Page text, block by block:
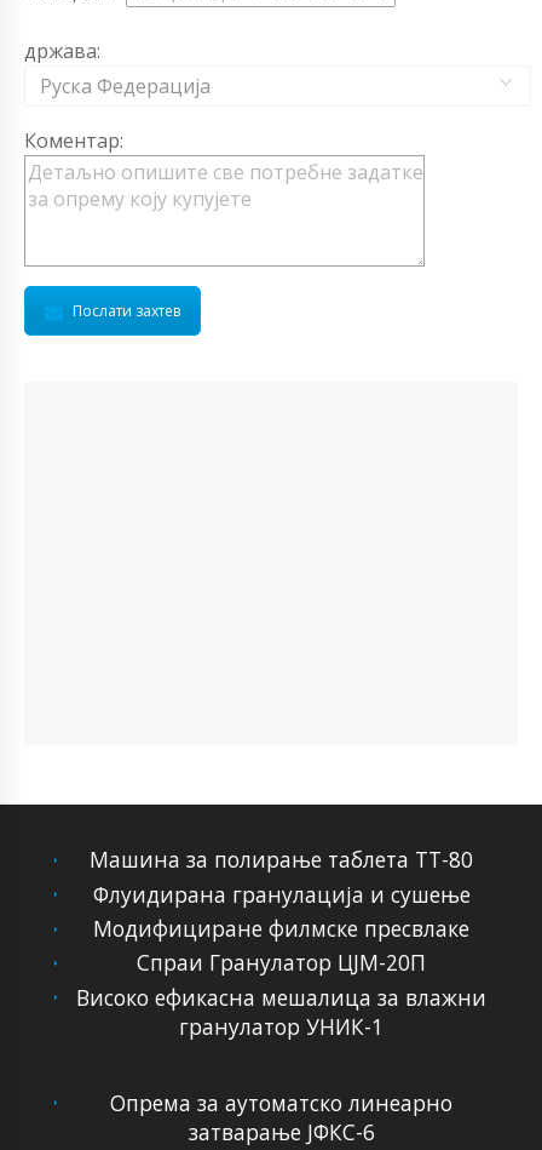
држава:
Руска Федерација
Коментар:
Послати захтев
Машина за полирање таблета ТТ-80
Флуидирана гранулација и сушење
Модифициране филмске пресвлаке
Спраи Гранулатор ЦЈМ-20П
Високо ефикасна мешалица за влажни
гранулатор УНИК-1
Опрема за аутоматско линеарно
затварање ЈФКС-6